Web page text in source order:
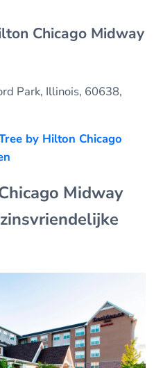
Chicago Midway
Park, Illinois, 60638,
by Hilton Chicago
Midway